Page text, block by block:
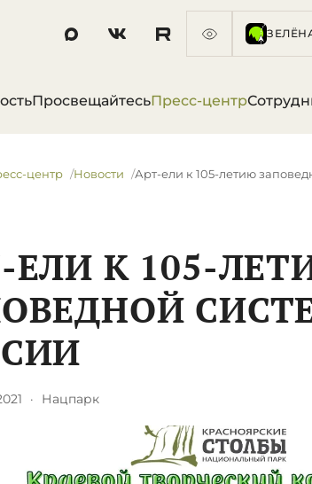
ПросвещайтесьПресс-центр
центр Новости ​Арт-ели к 105-летию
ЕЛИ К 105-
· Нацпарк